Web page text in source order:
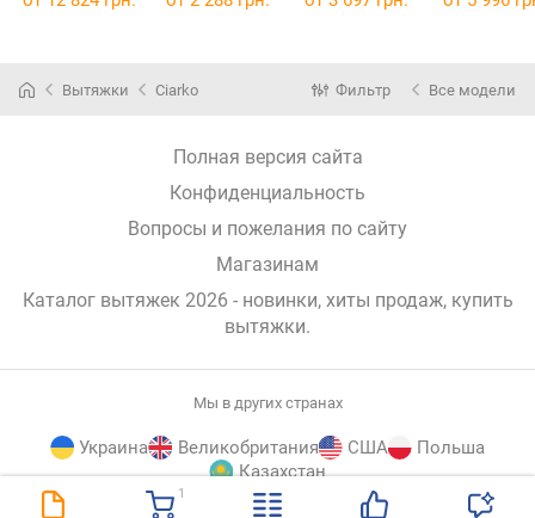
1
Вытяжки Ciarko Фильтр Все модели
Полная версия сайта
Конфиденциальность
Вопросы и пожелания по сайту
Магазинам
Каталог вытяжек 2026 - новинки, хиты продаж, купить
вытяжки.
Мы в других странах
Украина Великобритания США
Польша
Казахстан